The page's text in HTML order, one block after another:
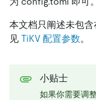
本文档只阐述未包
见 TiKV 配置参数。
小贴士
如果你需要调